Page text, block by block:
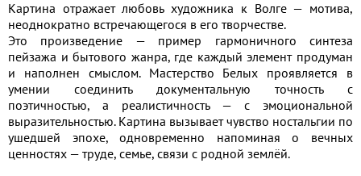
Картина отражает любовь художника к Волге — мотива,
неоднократно встречающегося в его творчестве.
Это произведение — пример гармоничного синтеза
пейзажа и бытового жанра, где каждый элемент продуман
и наполнен смыслом. Мастерство Белых проявляется в
умении соединить документальную точность с
поэтичностью, а реалистичность — с эмоциональной
выразительностью. Картина вызывает чувство ностальгии по
ушедшей эпохе, одновременно напоминая о вечных
ценностях — труде, семье, связи с родной землёй.